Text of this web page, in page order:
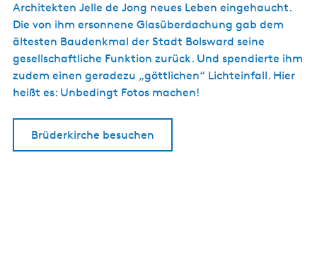
Architekten Jelle de Jong neues Leben eingehaucht.
Die von ihm ersonnene Glasüberdachung gab dem
ältesten Baudenkmal der Stadt Bolsward seine
gesellschaftliche Funktion zurück. Und spendierte ihm
zudem einen geradezu „göttlichen“ Lichteinfall. Hier
heißt es: Unbedingt Fotos machen!
Brüderkirche besuchen